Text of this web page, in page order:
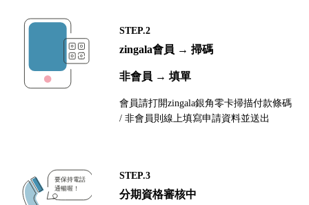
STEP.2
zingala會員 → 掃碼
非會員 → 填單
會員請打開zingala銀角零卡掃描付款條碼
/ 非會員則線上填寫申請資料並送出
STEP.3
分期資格審核中